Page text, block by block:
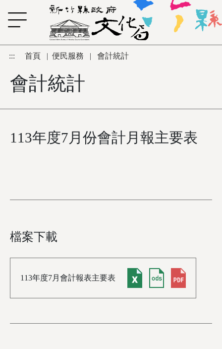
跳到主要內容區塊
::: 首頁 | 便民服務 | 會計統計
會計統計
113年度7月份會計月報主要表
檔案下載
113年度7月會計報表主要表